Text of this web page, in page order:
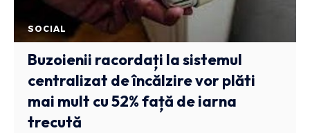
SOCIAL
Buzoienii racordați la sistemul
centralizat de încălzire vor plăti
mai mult cu 52% față de iarna
trecută